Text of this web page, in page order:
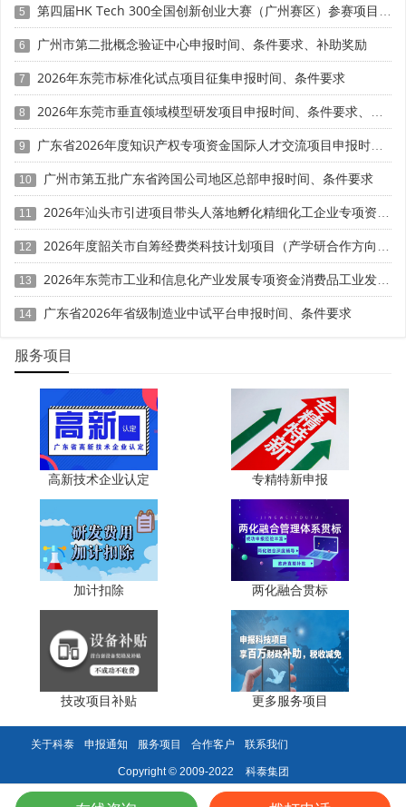
3.2 联合申报科研项目
依托博士工作站，企业可与高校联合申报科研项目：申
报省级以上科技计划项目时更具竞争力;项目经费可分拨给合
作高校使用;高校的研究生资源可协助企业开展研发。
3.3 借助高校学科优势
企业可借助合作高校的学科优势：在企业不擅长的基础
研究领域获得高校支持;利用高校的学科平台开展前沿技术探
索;通过高校对接国内外的学术资源。
四、知识产权：成果产出与归属管理
4.1 促进技术创新成果产出
博士后研究为企业带来新的技术创新点：博士后在站期
间通常需要产出高水平学术论文或专利;博士的新视角和专业
知识可激发企业技术创新的火花;研究成果可直接应用于企业
产品开发。
4.2 知识产权归属的规范管理
明确知识产权归属;避免因知识产权归属不清晰产生的纠纷;
规范的管理制度有利于保护企业核心技术。
4.3 构建企业专利布局
博士后研究可帮助企业完善专利布局：针对企业技术短
板进行专利挖掘;围绕核心技术形成专利组合;提升企业专利
的数量和质量。
五、研发能力：平台建设与体系完善
5.1 研发平台级别的提升
博士工作站的设立提升了企业研发平台的整体级别：作
5 第四届HK Tech 300全国创新创业大赛（广州赛区）参赛项目征集时间、条件要求、扶持奖励
6 广州市第二批概念验证中心申报时间、条件要求、补助奖励
7 2026年东莞市标准化试点项目征集申报时间、条件要求
8 2026年东莞市垂直领域模型研发项目申报时间、条件要求、资助奖励
9 广东省2026年度知识产权专项资金国际人才交流项目申报时间、条件要求
10 广州市第五批广东省跨国公司地区总部申报时间、条件要求
11 2026年汕头市引进项目带头人落地孵化精细化工企业专项资金申报时间、条件要求、资助奖励
12 2026年度韶关市自筹经费类科技计划项目（产学研合作方向）申报时间、条件要求
13 2026年东莞市工业和信息化产业发展专项资金消费品工业发展奖励项目“免申即享”时间、条件要求、补助奖励
14 广东省2026年省级制造业中试平台申报时间、条件要求
服务项目
高新技术企业认定 专精特新申报
加计扣除 两化融合贯标
技改项目补贴 更多服务项目
关于科泰 申报通知 服务项目 合作客户 联系我们
Copyright © 2009-2022 科泰集团